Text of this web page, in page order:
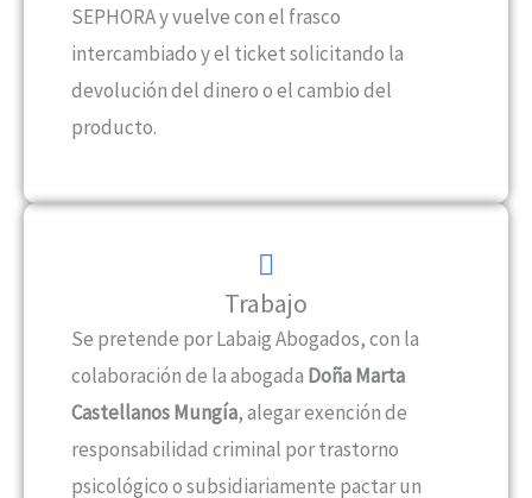
SEPHORA y vuelve con el frasco
intercambiado y el ticket solicitando la
devolución del dinero o el cambio del
producto.
Trabajo
Se pretende por Labaig Abogados, con la
colaboración de la abogada Doña Marta
Castellanos Mungía, alegar exención de
responsabilidad criminal por trastorno
psicológico o subsidiariamente pactar un